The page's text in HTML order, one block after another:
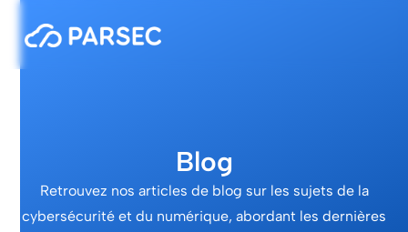
Blog
Retrouvez nos articles de blog sur les sujets de la
cybersécurité et du numérique, abordant les dernières